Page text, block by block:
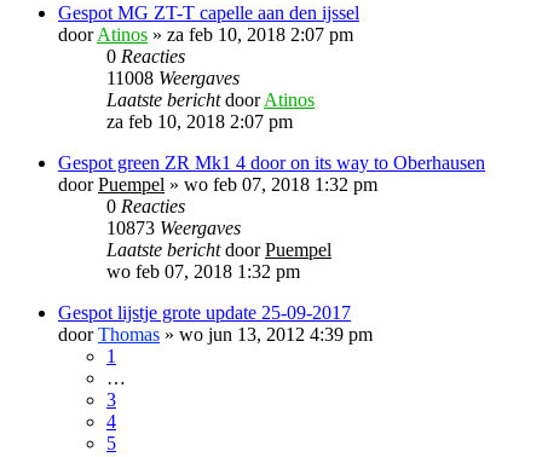
Gespot MG ZT-T capelle aan den ijssel
doorAtinos » za feb 10, 2018 2:07 pm
0 Reacties
11008 Weergaves
Laatste berichtdoorAtinos
za feb 10, 2018 2:07 pm
Gespot green ZR Mk1 4 door on its way to Oberhausen
doorPuempel » wo feb 07, 2018 1:32 pm
0 Reacties
10873 Weergaves
Laatste berichtdoorPuempel
wo feb 07, 2018 1:32 pm
Gespot lijstje grote update 25-09-2017
doorThomas » wo jun 13, 2012 4:39 pm
1
…
3
4
5